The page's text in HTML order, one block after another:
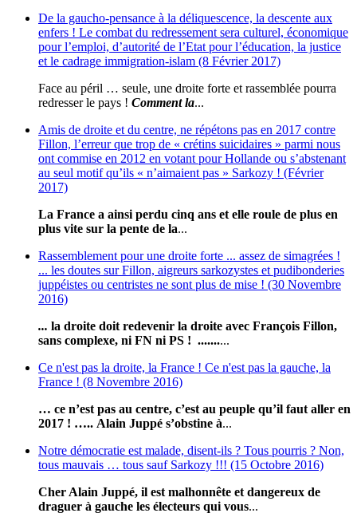
De la gaucho-pensance à la déliquescence, la descente aux
enfers ! Le combat du redressement sera culturel, économique
pour l’emploi, d’autorité de l’Etat pour l’éducation, la justice
et le cadrage immigration-islam (8 Février 2017)
Face au péril … seule, une droite forte et rassemblée pourra
redresser le pays ! Comment la...
Amis de droite et du centre, ne répétons pas en 2017 contre
Fillon, l’erreur que trop de « crétins suicidaires » parmi nous
ont commise en 2012 en votant pour Hollande ou s’abstenant
au seul motif qu’ils « n’aimaient pas » Sarkozy ! (Février
2017)
La France a ainsi perdu cinq ans et elle roule de plus en
plus vite sur la pente de la...
Rassemblement pour une droite forte ... assez de simagrées !
... les doutes sur Fillon, aigreurs sarkozystes et pudibonderies
juppéistes ou centristes ne sont plus de mise ! (30 Novembre
2016)
... la droite doit redevenir la droite avec François Fillon,
sans complexe, ni FN ni PS ! ..........
Ce n'est pas la droite, la France ! Ce n'est pas la gauche, la
France ! (8 Novembre 2016)
… ce n’est pas au centre, c’est au peuple qu’il faut aller en
2017 ! ….. Alain Juppé s’obstine à...
Notre démocratie est malade, disent-ils ? Tous pourris ? Non,
tous mauvais … tous sauf Sarkozy !!! (15 Octobre 2016)
Cher Alain Juppé, il est malhonnête et dangereux de
draguer à gauche les électeurs qui vous...